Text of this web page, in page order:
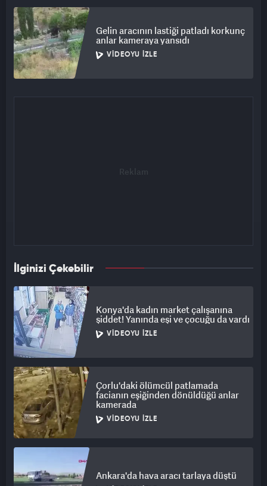
Gelin aracının lastiği patladı korkunç
anlar kameraya yansıdı
VIDEOYU İZLE
İlginizi Çekebilir
Konya'da kadın market çalışanına
şiddet! Yanında eşi ve çocuğu da vardı
VIDEOYU İZLE
Çorlu'daki ölümcül patlamada
facianın eşiğinden dönüldüğü anlar
kamerada
VIDEOYU İZLE
Ankara'da hava aracı tarlaya düştü